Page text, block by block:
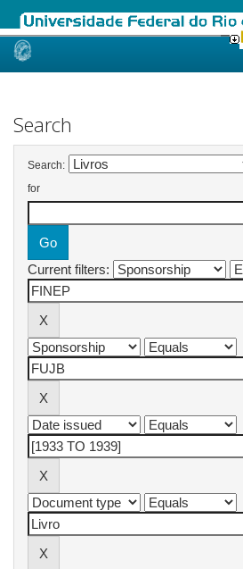
Skip
Search
Search:
for
Current filters: